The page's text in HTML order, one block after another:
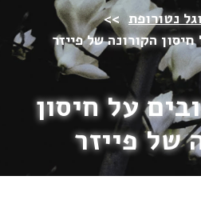
נטורופת >>
הקורונה של פייזר
על חיסון
של פייזר